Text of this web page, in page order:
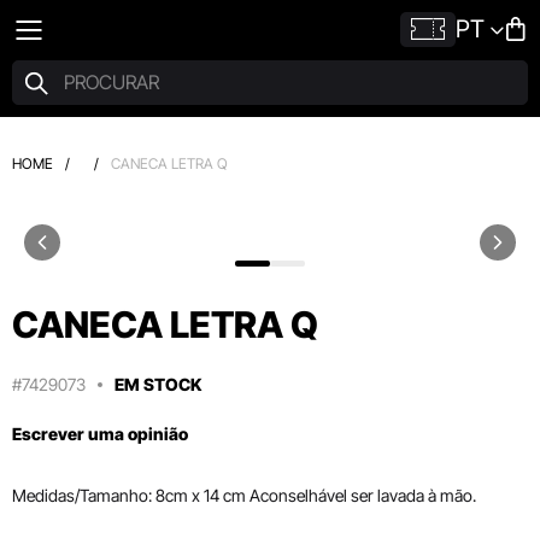
PT
HOME / / CANECA LETRA Q
CANECA LETRA Q
#7429073 EM STOCK
Escrever uma opinião
Medidas/Tamanho: 8cm x 14 cm Aconselhável ser lavada à mão.